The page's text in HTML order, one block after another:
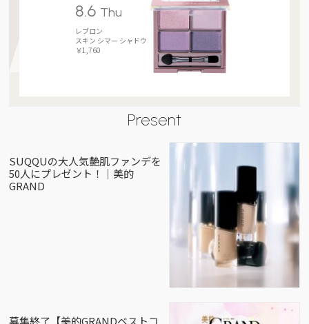
8.6 Thu
レブロン
スキン シマー シャドウ
￥1,760
Present
SUQQUの大人気艶肌ファンデを
50人にプレゼント！｜美的
GRAND
募集終了【美的GRANDベストコ